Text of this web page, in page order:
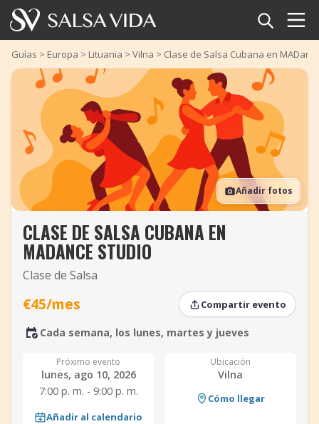
Inicio
Eventos
Noticias
Artículos
Videos
Glosario
TuneTempo
Añadir evento
Guías > Europa > Lituania > Vilna > Clase de Salsa Cubana en
Añadir fotos
CLASE DE SALSA CUBANA EN
MADANCE STUDIO
Clase de Salsa
€45/mes Compartir evento
Cada semana, los lunes, martes y jueves
Próximo evento
lunes, ago 10, 2026
7:00 p. m. - 9:00 p. m.
Añadir al calendario
Ubicación
Vilna
Cómo llegar